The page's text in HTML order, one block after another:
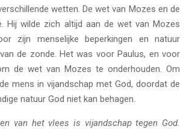
wetten. De wet van Mozes en de
Hij wilde zich altijd aan de wet van Mozes
zijn menselijke beperkingen en natuur
de zonde. Het was voor Paulus, en voor
de wet van Mozes te onderhouden. Om
mens in vijandschap met God, doordat de
natuur God niet kan behagen.
van het vlees is vijandschap tegen God.